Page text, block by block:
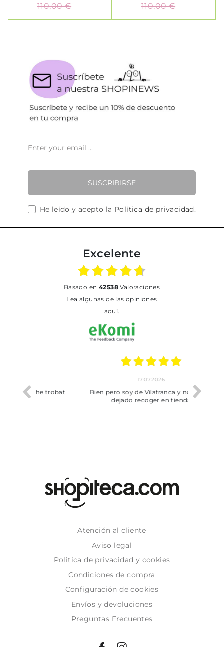
110,00 € 110,00 €
SUSCRIBIRSE
He leído y acepto la Política de privacidad.
Excelente
basado en 42538Valoraciones
Lea algunas de las opiniones
aquí.
trobat
Bien pero soy de Vilafranca y no me ha
dejado recoger en tienda
Atención al cliente
Aviso legal
Politica de privacidad y cookies
Condiciones de compra
Configuración de cookies
Envíos y devoluciones
Preguntas Frecuentes